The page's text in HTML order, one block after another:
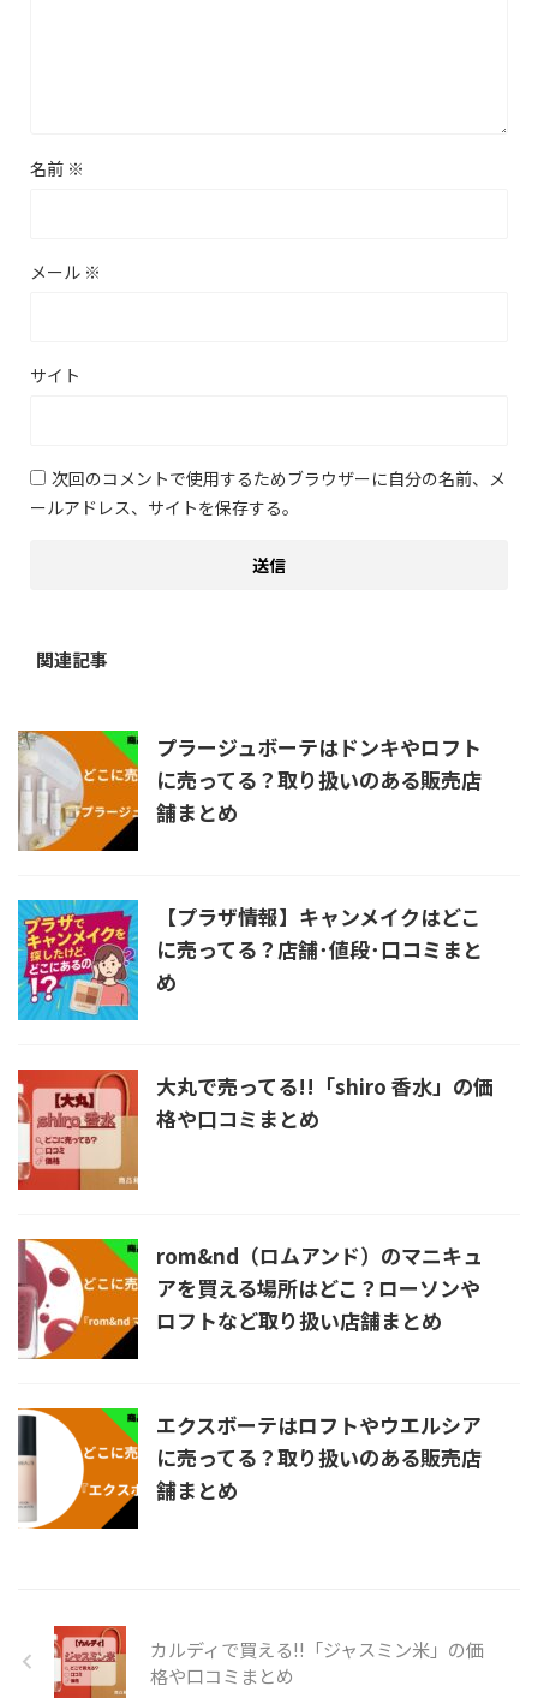
名前 ※
メール ※
サイト
次回のコメントで使用するためブラウザーに自分の名前、メ
ールアドレス、サイトを保存する。
関連記事
プラージュボーテはドンキやロフト
に売ってる？取り扱いのある販売店
舗まとめ
【プラザ情報】キャンメイクはどこ
に売ってる？店舗･値段･口コミまと
め
大丸で売ってる!!「shiro 香水」の価
格や口コミまとめ
rom&nd（ロムアンド）のマニキュ
アを買える場所はどこ？ローソンや
ロフトなど取り扱い店舗まとめ
エクスボーテはロフトやウエルシア
に売ってる？取り扱いのある販売店
舗まとめ
カルディで買える!!「ジャスミン米」の価
格や口コミまとめ